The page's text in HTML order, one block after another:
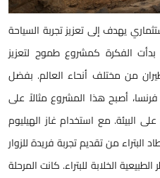
يهدف إلى تعزيز تجربة السياحة
الفكرة كمشروع طموح لتعزيز
من مختلف أنحاء العالم. بفضل
أصبح هذا المشروع مثالاً على
البيئة. مع استخدام غاز الهيليوم
من تقديم تجربة فريدة للزوار
فوق المناظر الطبيعية الخلابة للبتراء. كانت المرحلة